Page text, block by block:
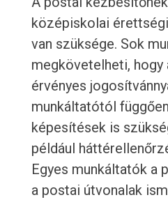
középiskolai
van szüksége. Sok
megkövetelheti,
érvényes
munkáltatótól
képesítések is
például
Egyes munkáltatók a
a postai útvonalak